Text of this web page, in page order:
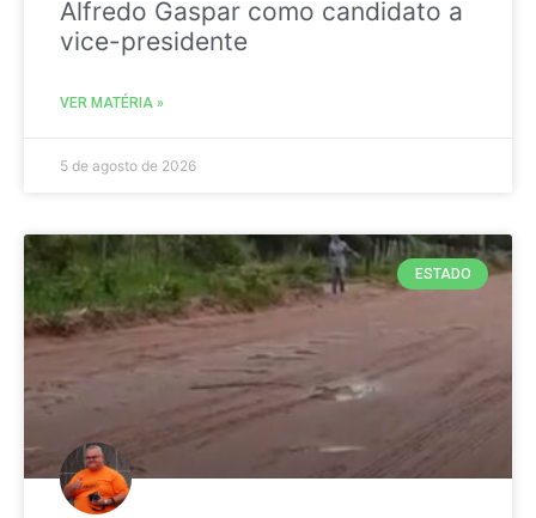
Alfredo Gaspar como candidato a
vice-presidente
VER MATÉRIA »
5 de agosto de 2026
ESTADO